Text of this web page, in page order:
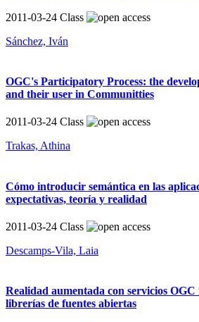
2011-03-24 Class
Sánchez, Iván
OGC's Participatory Process: the
and their user in Communitties
2011-03-24 Class
Trakas, Athina
Cómo introducir semántica en las
expectativas, teoría y realidad
2011-03-24 Class
Descamps-Vila, Laia
Realidad aumentada con servicios
librerías de fuentes abiertas